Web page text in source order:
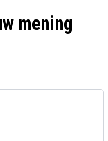
mening